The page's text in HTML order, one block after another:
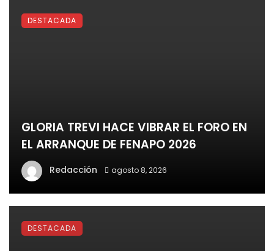
GLORIA TREVI HACE VIBRAR EL FORO EN
EL ARRANQUE DE FENAPO 2026
Redacción agosto 8, 2026
DESTACADA
DESTACADA